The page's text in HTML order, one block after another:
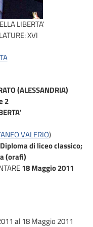
LIBERTA'
XVI
(ALESSANDRIA)
2
VALERIO)
Diploma di liceo classico;
(orafi)
18 Maggio 2011
al 18 Maggio 2011